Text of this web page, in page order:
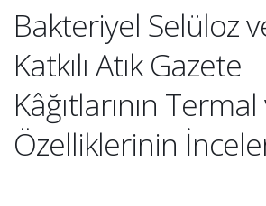
Bakteriyel Selüloz
Katkılı Atık Gazete
Kâğıtlarının
Özelliklerinin